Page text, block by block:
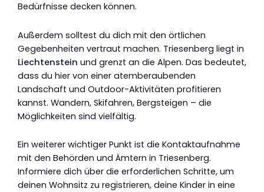
Bedürfnisse decken können.
Außerdem solltest du dich mit den örtlichen
Gegebenheiten vertraut machen. Triesenberg liegt in
Liechtenstein und grenzt an die Alpen. Das bedeutet,
dass du hier von einer atemberaubenden
Landschaft und Outdoor-Aktivitäten profitieren
kannst. Wandern, Skifahren, Bergsteigen – die
Möglichkeiten sind vielfältig.
Ein weiterer wichtiger Punkt ist die Kontaktaufnahme
mit den Behörden und Ämtern in Triesenberg.
Informiere dich über die erforderlichen Schritte, um
deinen Wohnsitz zu registrieren, deine Kinder in eine